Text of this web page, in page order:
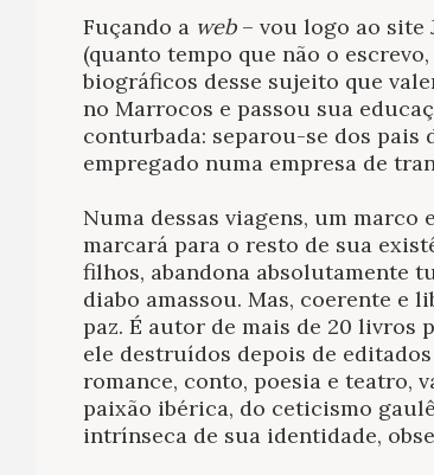
Fuçando a web– vou logo ao site
(quanto tempo que não o
biográficos desse sujeito que
no Marrocos e passou sua
conturbada: separou-se dos
empregado numa empresa de
Numa dessas viagens, um marco
marcará para o resto de sua
filhos, abandona absolutamente
diabo amassou. Mas, coerente e
paz. É autor de mais de 20 livros
ele destruídos depois de
romance, conto, poesia e teatro,
paixão ibérica, do ceticismo
intrínseca de sua identidade,